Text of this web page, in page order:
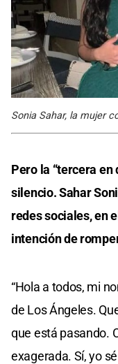
Sonia Sahar, la mujer
Pero la “tercera en
silencio. Sahar
redes sociales, en
intención de
“Hola a todos, mi
de Los Ángeles.
que está pasando.
exagerada. Sí, yo